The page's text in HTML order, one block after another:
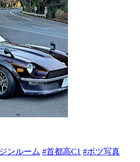
ンルーム #首都高C1 #ボツ写真